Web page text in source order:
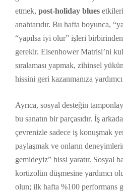
etmek, post-holiday blues
anahtarıdır. Bu hafta boyunca,
“yapılsa iyi olur” işleri
gerekir. Eisenhower Matrisi’ni
sıralaması yapmak, zihinsel
hissini geri kazanmanıza
Ayrıca, sosyal desteğin
bu sanatın bir parçasıdır. İş
çevrenizle sadece iş konuşmak
paylaşmak ve onların
gemideyiz” hissi yaratır. Sosyal
kortizolün düşmesine yardımcı
olun; ilk hafta %100 performans